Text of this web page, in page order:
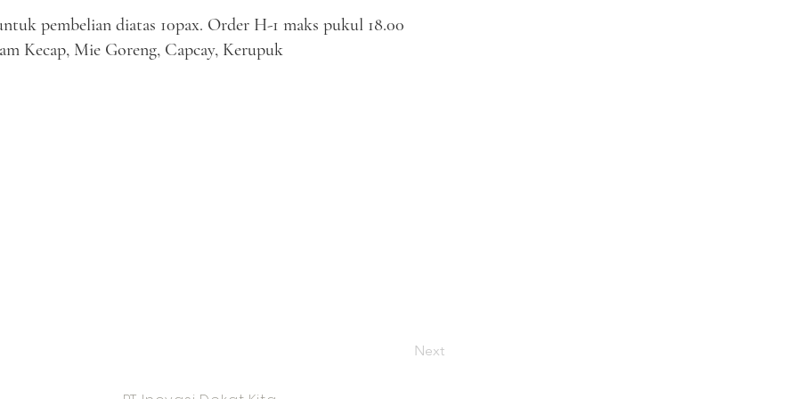
pembelian diatas 10pax. Order H-1 maks pukul 18.00
Kecap, Mie Goreng, Capcay, Kerupuk
Next